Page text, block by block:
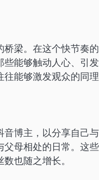
梁。在这个快节奏
能够触动人心、引
能够激发观众的同
博主，以分享自己
母相处的日常。这
也随之增长。